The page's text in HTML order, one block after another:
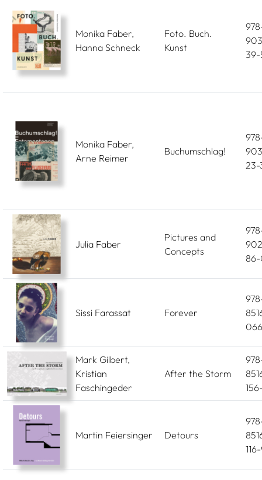
Monika Faber,
Hanna Schneck
Foto. Buch.
Kunst
39-
Monika Faber,
Arne Reimer
Buchumschlag!
23-
Julia Faber
Pictures and
Concepts
Sissi Farassat Forever
Mark Gilbert,
Kristian
Faschingeder
After the Storm
Martin Feiersinger Detours